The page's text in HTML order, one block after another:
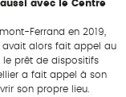
avec le Centre
Ferrand en 2019,
avait alors fait appel au
le prêt de dispositifs
a fait appel à son
son propre lieu.